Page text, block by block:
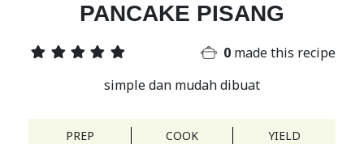
PANCAKE PISANG
0 made this recipe
simple dan mudah dibuat
PREP COOK YIELD